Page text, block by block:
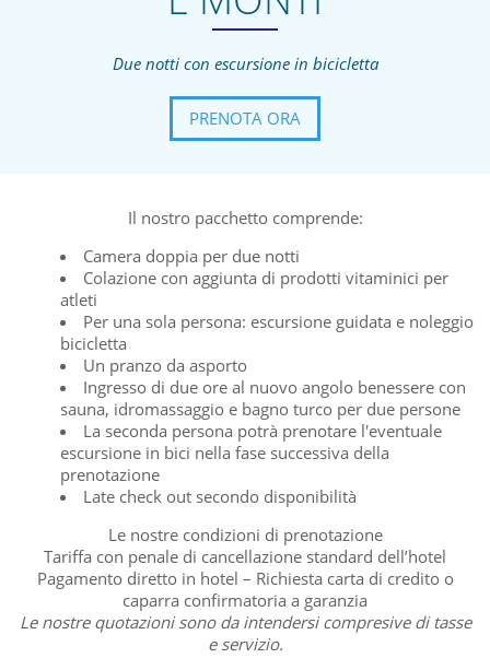
Due notti con escursione in bicicletta
PRENOTA ORA
Il nostro pacchetto comprende:
Camera doppia per due notti
Colazione con aggiunta di prodotti vitaminici per
atleti
Per una sola persona: escursione guidata e noleggio
bicicletta
Un pranzo da asporto
Ingresso di due ore al nuovo angolo benessere con
sauna, idromassaggio e bagno turco per due persone
La seconda persona potrà prenotare l'eventuale
escursione in bici nella fase successiva della
prenotazione
Late check out secondo disponibilità
Le nostre condizioni di prenotazione
Tariffa con penale di cancellazione standard dell’hotel
Pagamento diretto in hotel – Richiesta carta di credito o
caparra confirmatoria a garanzia
Le nostre quotazioni sono da intendersi compresive di tasse
e servizio.